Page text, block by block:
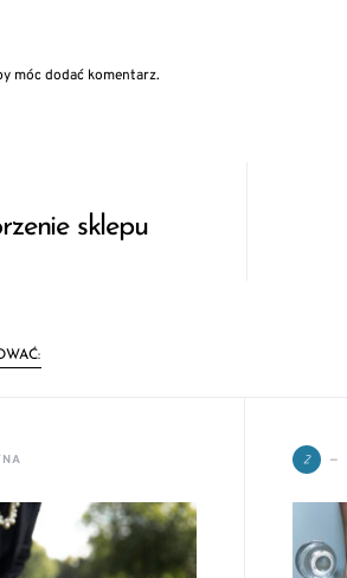
móc dodać komentarz.
sklepu
Z